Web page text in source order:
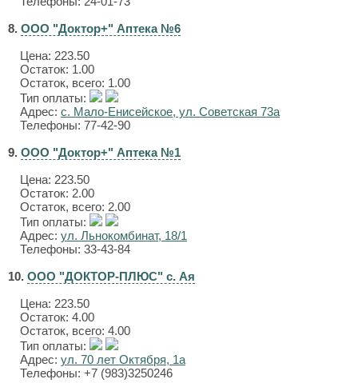
8. ООО "Доктор+" Аптека №6
Цена: 223.50
Остаток: 1.00
Остаток, всего: 1.00
Тип оплаты:
Адрес: с. Мало-Енисейское, ул. Советская 73а
Телефоны: 77-42-90
9. ООО "Доктор+" Аптека №1
Цена: 223.50
Остаток: 2.00
Остаток, всего: 2.00
Тип оплаты:
Адрес: ул. Льнокомбинат, 18/1
Телефоны: 33-43-84
10. ООО "ДОКТОР-ПЛЮС" с. Ая
Цена: 223.50
Остаток: 4.00
Остаток, всего: 4.00
Тип оплаты:
Адрес: ул. 70 лет Октября, 1а
Телефоны: +7 (983)3250246